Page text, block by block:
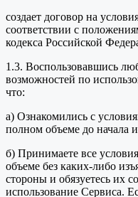
создает договор на
соответствии с
кодекса Российской
1.3. Воспользовавшись
возможностей по
что:
а) Ознакомились с
полном объеме до начала
б) Принимаете все
объеме без каких-либо
стороны и обязуетесь их
использование Сервиса.